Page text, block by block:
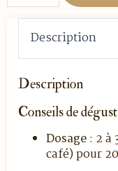
Rooibos
de
Noël
Boite
métal
100
vrac
Edition
Description
Conseils de
Dosage: 2 à
café) pour